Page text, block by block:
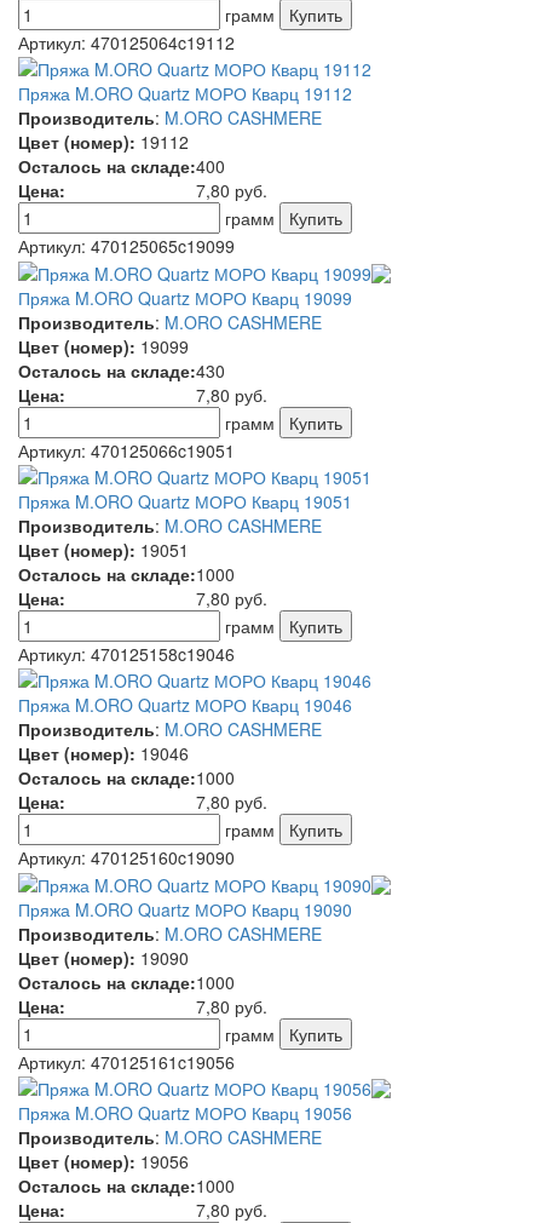
грамм
Артикул: 470125064c19112
Пряжа M.ORO Quartz МОРО Кварц 19112
Производитель: M.ORO CASHMERE
Цвет (номер): 19112
Осталось на складе:400
Цена:
7,80 руб.
грамм
Артикул: 470125065c19099
Пряжа M.ORO Quartz МОРО Кварц 19099
Производитель: M.ORO CASHMERE
Цвет (номер): 19099
Осталось на складе:430
Цена:
7,80 руб.
грамм
Артикул: 470125066c19051
Пряжа M.ORO Quartz МОРО Кварц 19051
Производитель: M.ORO CASHMERE
Цвет (номер): 19051
Осталось на складе:1000
Цена:
7,80 руб.
грамм
Артикул: 470125158c19046
Пряжа M.ORO Quartz МОРО Кварц 19046
Производитель: M.ORO CASHMERE
Цвет (номер): 19046
Осталось на складе:1000
Цена:
7,80 руб.
грамм
Артикул: 470125160c19090
Пряжа M.ORO Quartz МОРО Кварц 19090
Производитель: M.ORO CASHMERE
Цвет (номер): 19090
Осталось на складе:1000
Цена:
7,80 руб.
грамм
Артикул: 470125161c19056
Пряжа M.ORO Quartz МОРО Кварц 19056
Производитель: M.ORO CASHMERE
Цвет (номер): 19056
Осталось на складе:1000
Цена:
7,80 руб.